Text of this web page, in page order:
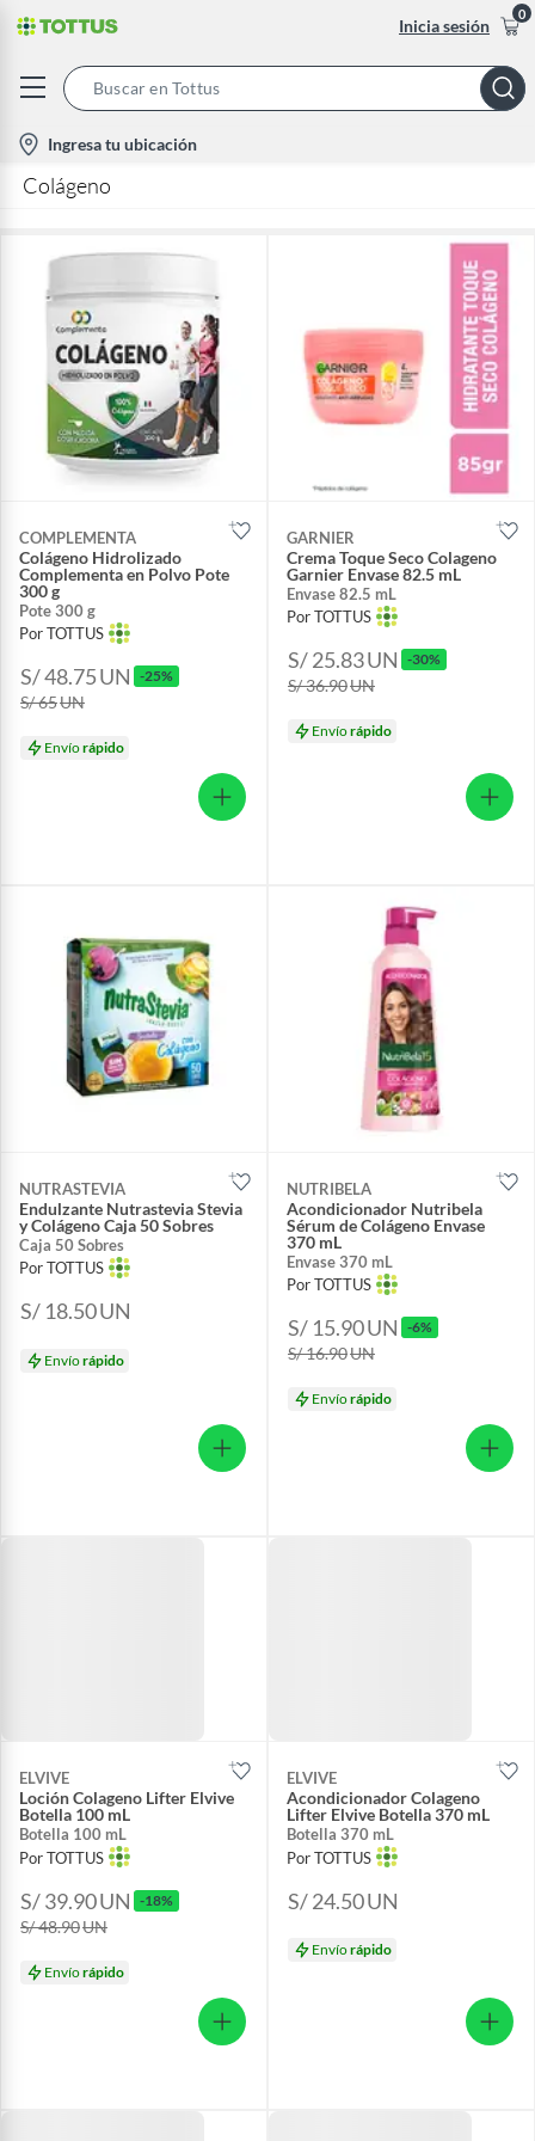
Inicia sesión
0
Bar
location-
icon
Ingresa tu ubicación
Colágeno
COMPLEMENTA
Colágeno Hidrolizado
Complementa en Polvo Pote
300 g
Pote 300 g
Por TOTTUS
S/ 48.75UN -25%
S/ 65UN
Envíorápido
GARNIER
Crema Toque Seco Colageno
Garnier Envase 82.5 mL
Envase 82.5 mL
Por TOTTUS
S/ 25.83UN -30%
S/ 36.90UN
Envíorápido
NUTRASTEVIA
Endulzante Nutrastevia Stevia
y Colágeno Caja 50 Sobres
Caja 50 Sobres
Por TOTTUS
S/ 18.50UN
Envíorápido
NUTRIBELA
Acondicionador Nutribela
Sérum de Colágeno Envase
370 mL
Envase 370 mL
Por TOTTUS
S/ 15.90UN -6%
S/ 16.90UN
Envíorápido
ELVIVE
Loción Colageno Lifter Elvive
Botella 100 mL
Botella 100 mL
Por TOTTUS
S/ 39.90UN -18%
S/ 48.90UN
Envíorápido
ELVIVE
Acondicionador Colageno
Lifter Elvive Botella 370 mL
Botella 370 mL
Por TOTTUS
S/ 24.50UN
Envíorápido